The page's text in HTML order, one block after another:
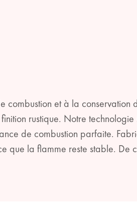
et à la
rustique. Notre
de combustion parfaite.
que la flamme reste stable. De